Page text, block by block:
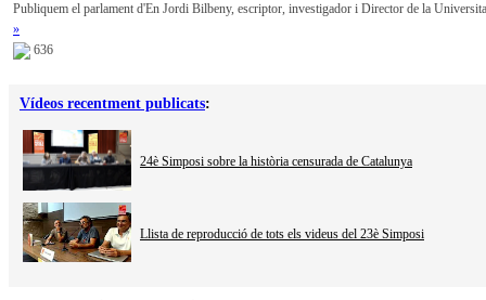
Publiquem el parlament d'En Jordi Bilbeny, escriptor, investigador i Director de la
»
636
Vídeos recentment publicats:
24è Simposi sobre la història censurada de Catalunya
Llista de reproducció de tots els videus del 23è Simposi